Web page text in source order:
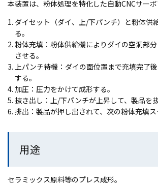
本装置は、粉体処理を特化した自動CNCサーボ
ダイセット（ダイ、上/下パンチ）と粉体供
る。
粉体充填：粉体供給機によりダイの空洞部
させる。
上パンチ待機：ダイの面位置まで充填完了
する。
加圧：圧力をかけて成形する。
抜き出し：上/下パンチが上昇して、製品を
排出：製品が押し出されて、次の粉体充填ス
用途
セラミックス原料等のプレス成形。